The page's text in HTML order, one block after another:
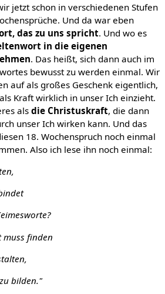
jetzt schon in verschiedenen Stufen
Und da war eben
das zu uns spricht. Und wo es
in die eigenen
. Das heißt, sich dann auch im
bewusst zu werden einmal. Wir
auf als großes Geschenk eigentlich,
Kraft wirklich in unser Ich einzieht.
als die Christuskraft, die dann
unser Ich wirken kann. Und das
18. Wochenspruch noch einmal
Also ich lese ihn noch einmal:
muss finden
bilden."